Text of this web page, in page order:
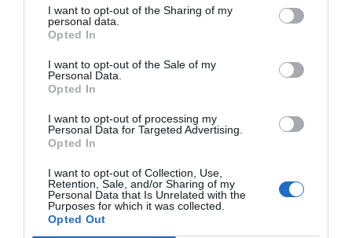
I want to opt-out of the Sharing of my
personal data.
Opted In
I want to opt-out of the Sale of my
Personal Data.
Opted In
I want to opt-out of processing my
Personal Data for Targeted Advertising.
Opted In
I want to opt-out of Collection, Use,
Retention, Sale, and/or Sharing of my
Personal Data that Is Unrelated with the
Purposes for which it was collected.
Opted Out
έως την τελική παράδοση
Παρ 25 Ιουλίου 2025